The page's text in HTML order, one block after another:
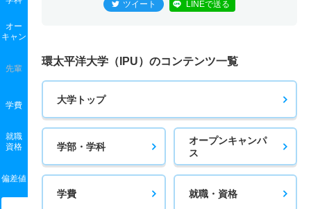
オー
キャン
先輩
学費
就職
資格
偏差値
ツイート LINEで送る
環太平洋大学（IPU）のコンテンツ一覧
大学トップ
学部・学科
オープンキャンパ
ス
学費 就職・資格